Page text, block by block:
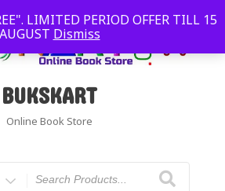
LIMITED PERIOD OFFER TILL 15
AUGUST Dismiss
BUKSKART
Online Book Store